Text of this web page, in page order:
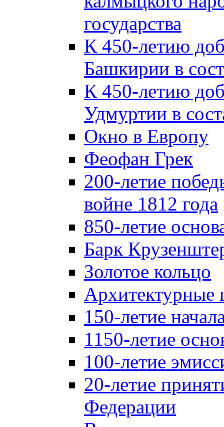
государства
К 450-летию
Башкирии в
К 450-летию
Удмуртии в
Окно в Европу
Феофан Грек
200-летие
войне 1812 года
850-летие
Барк
Золотое кольцо
Архитектурные
150-летие
1150-летие
100-летие
20-летие
Федерации